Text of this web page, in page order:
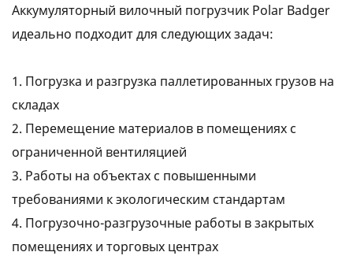
Аккумуляторный вилочный погрузчик Polar Badger
идеально подходит для следующих задач:
1. Погрузка и разгрузка паллетированных грузов на
складах
2. Перемещение материалов в помещениях с
ограниченной вентиляцией
3. Работы на объектах с повышенными
требованиями к экологическим стандартам
4. Погрузочно-разгрузочные работы в закрытых
помещениях и торговых центрах